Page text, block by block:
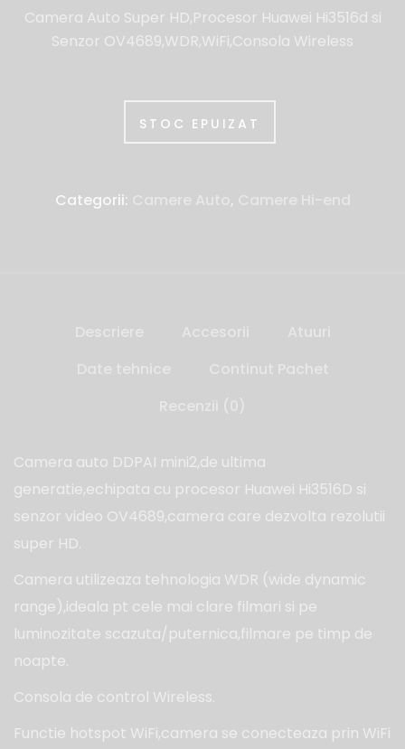
Camera Auto Super HD,Procesor Huawei Hi3516d si
Senzor OV4689,WDR,WiFi,Consola Wireless
STOC EPUIZAT
Categorii: ,
Camera auto DDPAI mini2,de ultima
generatie,echipata cu procesor Huawei Hi3516D si
senzor video OV4689,camera care dezvolta rezolutii
super HD.
Camera utilizeaza tehnologia WDR (wide dynamic
range),ideala pt cele mai clare filmari si pe
luminozitate scazuta/puternica,filmare pe timp de
noapte.
Consola de control Wireless.
Functie hotspot WiFi,camera se conecteaza prin WiFi